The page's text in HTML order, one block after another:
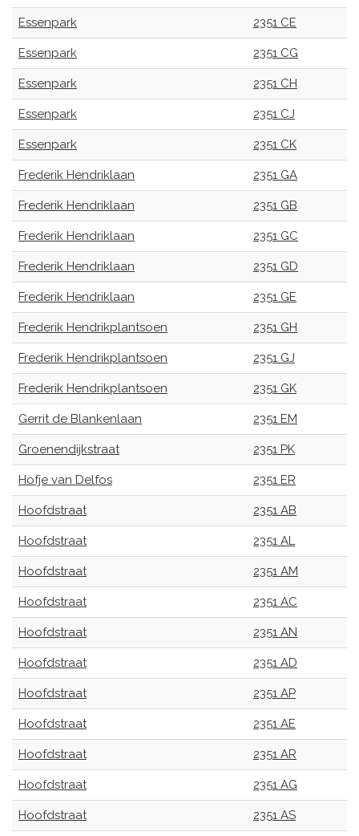
Essenpark 2351 CE
Essenpark 2351 CG
Essenpark 2351 CH
Essenpark 2351 CJ
Essenpark 2351 CK
Frederik Hendriklaan 2351 GA
Frederik Hendriklaan 2351 GB
Frederik Hendriklaan 2351 GC
Frederik Hendriklaan 2351 GD
Frederik Hendriklaan 2351 GE
Frederik Hendrikplantsoen 2351 GH
Frederik Hendrikplantsoen 2351 GJ
Frederik Hendrikplantsoen 2351 GK
Gerrit de Blankenlaan 2351 EM
Groenendijkstraat 2351 PK
Hofje van Delfos 2351 ER
Hoofdstraat 2351 AB
Hoofdstraat 2351 AL
Hoofdstraat 2351 AM
Hoofdstraat 2351 AC
Hoofdstraat 2351 AN
Hoofdstraat 2351 AD
Hoofdstraat 2351 AP
Hoofdstraat 2351 AE
Hoofdstraat 2351 AR
Hoofdstraat 2351 AG
Hoofdstraat 2351 AS